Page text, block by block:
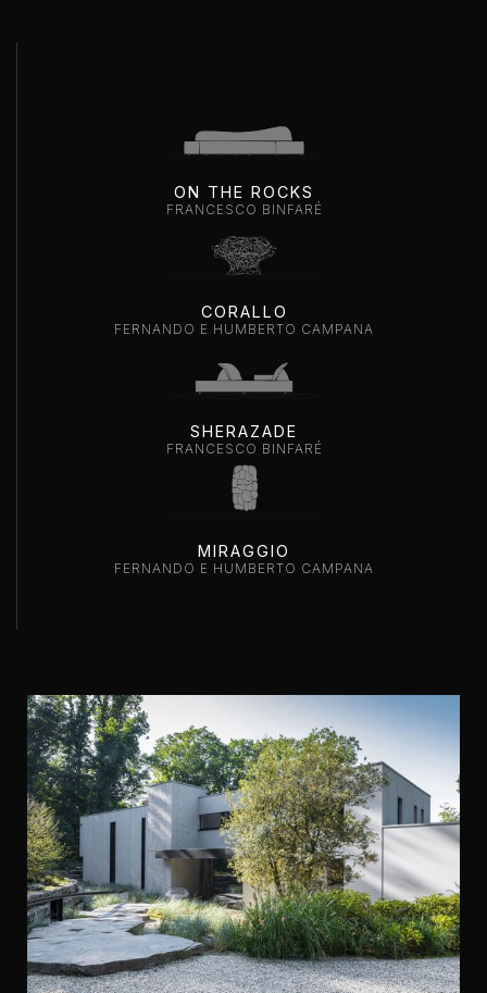
ON THE ROCKS
FRANCESCO BINFARÉ
CORALLO
FERNANDO E HUMBERTO CAMPANA
SHERAZADE
FRANCESCO BINFARÉ
MIRAGGIO
FERNANDO E HUMBERTO CAMPANA